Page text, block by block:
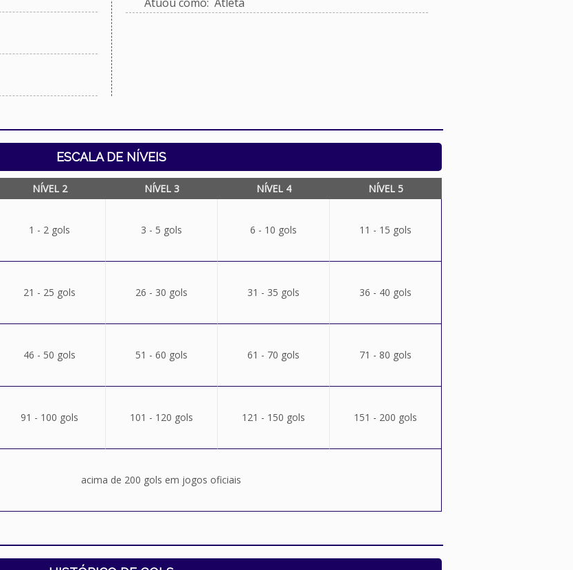
ESCALA DE NÍVEIS
NÍVEL 2 NÍVEL 3 NÍVEL 4 NÍVEL 5
1 - 2 gols 3 - 5 gols 6 - 10 gols 11 - 15 gols
21 - 25 gols 26 - 30 gols 31 - 35 gols 36 - 40 gols
46 - 50 gols 51 - 60 gols 61 - 70 gols 71 - 80 gols
91 - 100 gols 101 - 120 gols 121 - 150 gols 151 - 200 gols
acima de 200 gols em jogos oficiais